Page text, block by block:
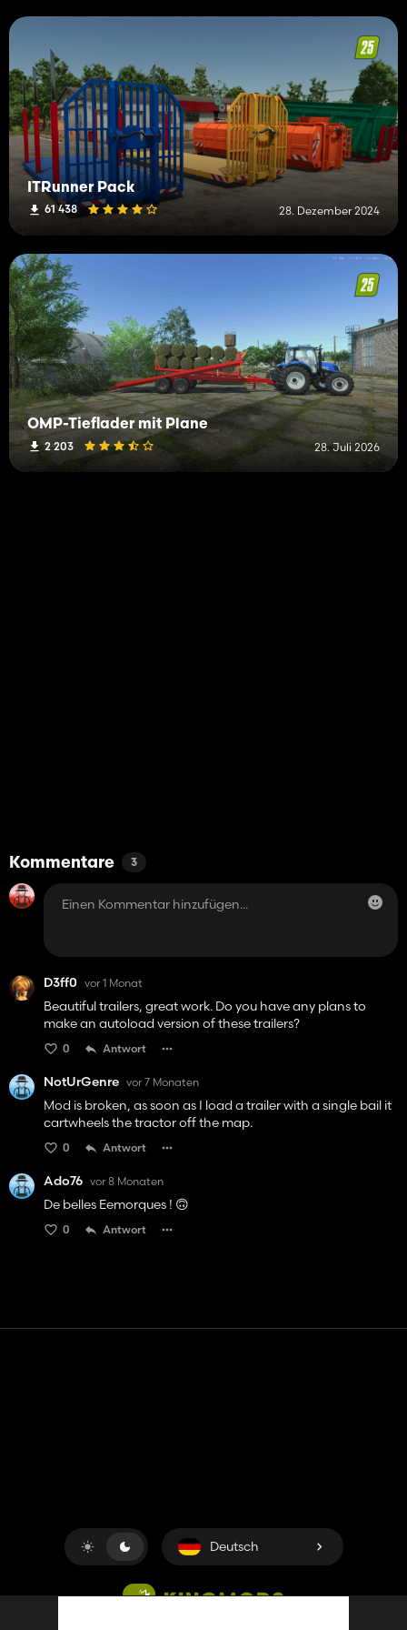
ITRunner Pack
61 438 28. Dezember 2024
OMP-Tieflader mit Plane
2 203 28. Juli 2026
Kommentare 3
D3ff0 vor 1 Monat
Beautiful trailers, great work. Do you have any plans to
make an autoload version of these trailers?
0 Antwort
NotUrGenre vor 7 Monaten
Mod is broken, as soon as I load a trailer with a single bail it
cartwheels the tractor off the map.
0 Antwort
Ado76 vor 8 Monaten
De belles Eemorques ! 🙃
0 Antwort
Deutsch